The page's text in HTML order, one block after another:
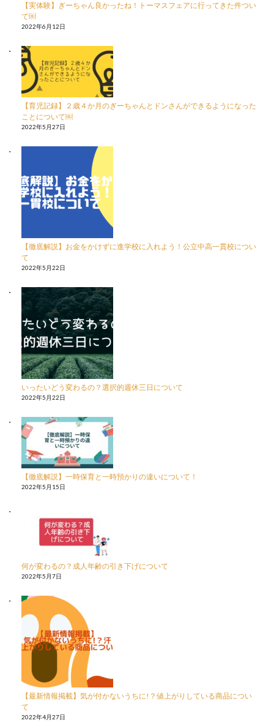
【実体験】ぎーちゃん良かったね！トーマスフェアに行ってきた件つい
て￼
2022年6月12日
【育児記録】２歳４か月のぎーちゃんとドンさんができるようになった
ことについて￼
2022年5月27日
【徹底解説】お金をかけずに進学校に入れよう！公立中高一貫校につい
て
2022年5月22日
いったいどう変わるの？選択的週休三日について
2022年5月22日
【徹底解説】一時保育と一時預かりの違いについて！
2022年5月15日
何が変わるの？成人年齢の引き下げについて
2022年5月7日
【最新情報掲載】気が付かないうちに!？値上がりしている商品につい
て
2022年4月27日